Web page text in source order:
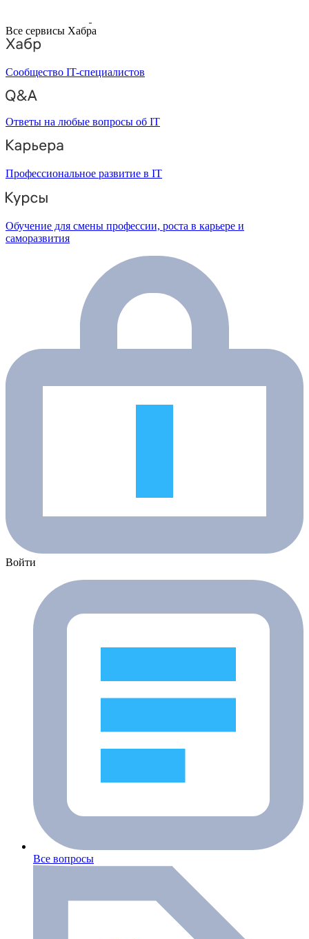
Все сервисы Хабра
Сообщество IT-специалистов
Ответы на любые вопросы об IT
Профессиональное развитие в IT
Обучение для смены профессии, роста в карьере и
саморазвития
Войти
Все вопросы